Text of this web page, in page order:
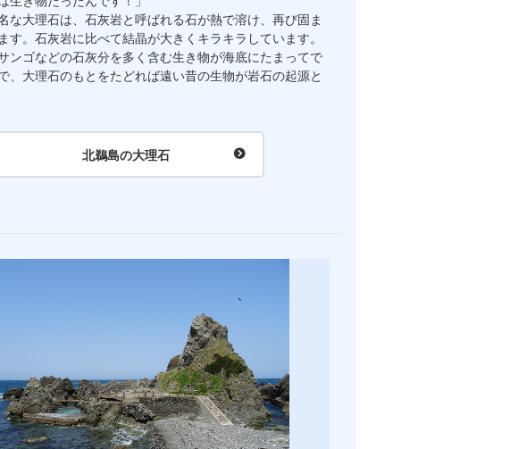
な大理石は、石灰岩と呼ばれる石が熱で溶け、再び固ま
す。石灰岩に比べて結晶が大きくキラキラしています。
ンゴなどの石灰分を多く含む生き物が海底にたまってで
、大理石のもとをたどれば遠い昔の生物が岩石の起源と
北鵜島の大理石